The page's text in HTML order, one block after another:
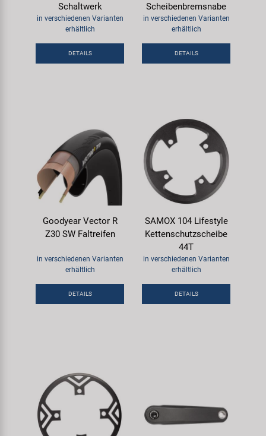
Schaltwerk
in verschiedenen Varianten
erhältlich
DETAILS
Scheibenbremsnabe
in verschiedenen Varianten
erhältlich
DETAILS
Goodyear Vector R
Z30 SW Faltreifen
in verschiedenen Varianten
erhältlich
DETAILS
SAMOX 104 Lifestyle
Kettenschutzscheibe
44T
in verschiedenen Varianten
erhältlich
DETAILS